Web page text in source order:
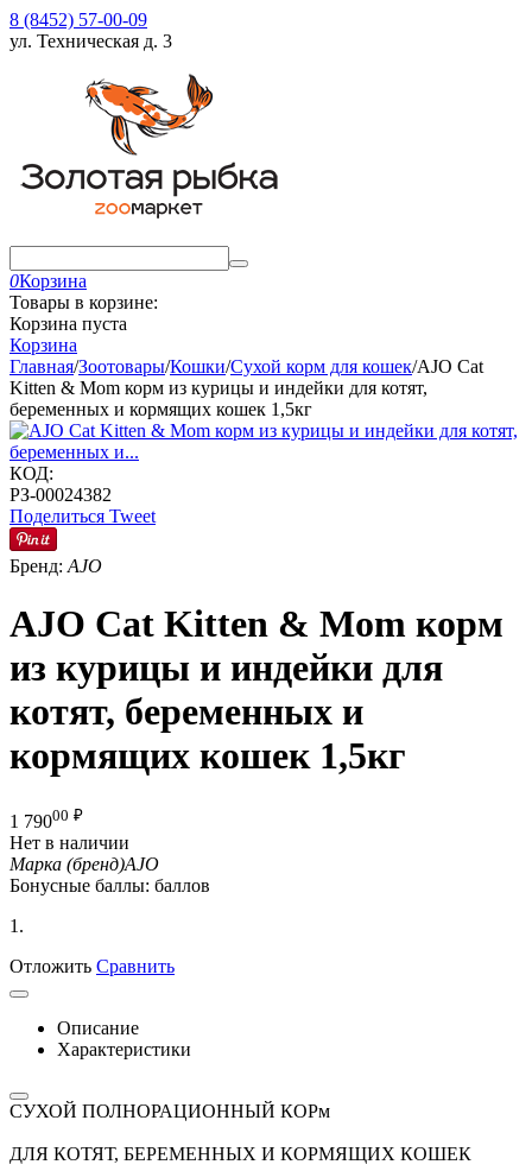
8 (8452) 57-00-09
ул. Техническая д. 3
0Корзина
Товары в корзине:
Корзина пуста
Корзина
Главная/Зоотовары/Кошки/Сухой корм для кошек/AJO Cat
Kitten & Mom корм из курицы и индейки для котят,
беременных и кормящих кошек 1,5кг
КОД:
РЗ-00024382
Поделиться Tweet
Бренд: AJO
AJO Cat Kitten & Mom корм
из курицы и индейки для
котят, беременных и
кормящих кошек 1,5кг
1 79000 ₽
Нет в наличии
Марка (бренд)AJO
Бонусные баллы: баллов
1.
Отложить Сравнить
Описание
Характеристики
СУХОЙ ПОЛНОРАЦИОННЫЙ КОРм
ДЛЯ КОТЯТ, БЕРЕМЕННЫХ И КОРМЯЩИХ КОШЕК